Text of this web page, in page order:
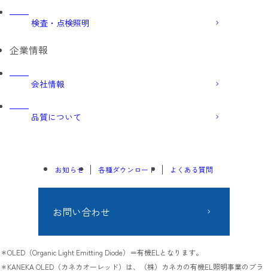
検査・点検照明
企業情報
会社情報
品質について
お知らせ 各種ダウンロード よくある質問
お問い合わせ
OLED（Organic Light Emitting Diode）＝有機ELとなります。
KANEKA OLED（カネカオーレッド）は、（株）カネカの有機EL照明事業のブラ